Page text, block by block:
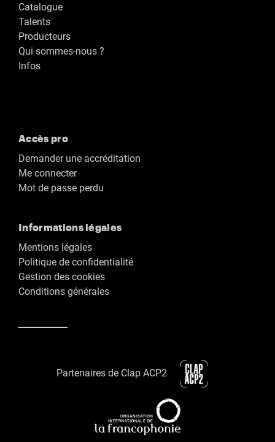
Catalogue
Talents
Producteurs
Qui sommes-nous ?
Infos
Accès pro
Demander une accréditation
Me connecter
Mot de passe perdu
Informations légales
Mentions légales
Politique de confidentialité
Gestion des cookies
Conditions générales
Partenaires de Clap ACP2